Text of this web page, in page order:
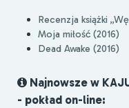
Recenzja książki
Moja miłość (2016)
Dead Awake (2016)
Najnowsze w
- pokład on-line: